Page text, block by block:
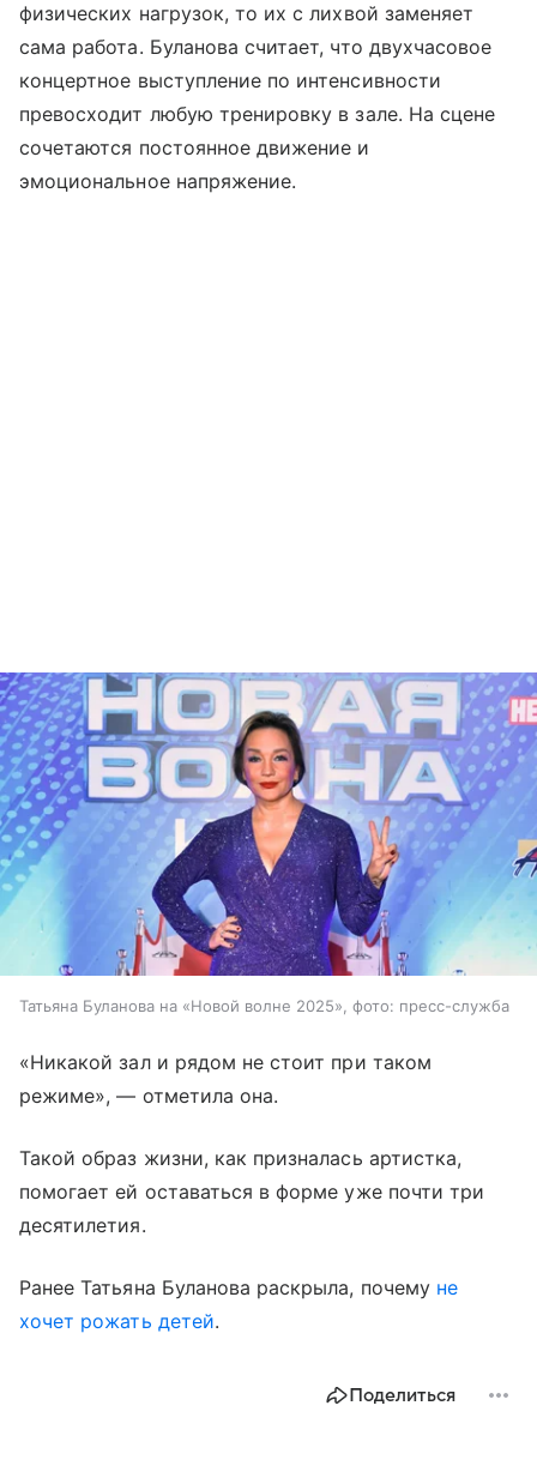
физических нагрузок, то их с лихвой заменяет
сама работа. Буланова считает, что двухчасовое
концертное выступление по интенсивности
превосходит любую тренировку в зале. На сцене
сочетаются постоянное движение и
эмоциональное напряжение.
Татьяна Буланова на «Новой волне 2025», фото: пресс-служба
«Никакой зал и рядом не стоит при таком
режиме», — отметила она.
Такой образ жизни, как призналась артистка,
помогает ей оставаться в форме уже почти три
десятилетия.
Ранее Татьяна Буланова раскрыла, почему не
хочет рожать детей.
Поделиться